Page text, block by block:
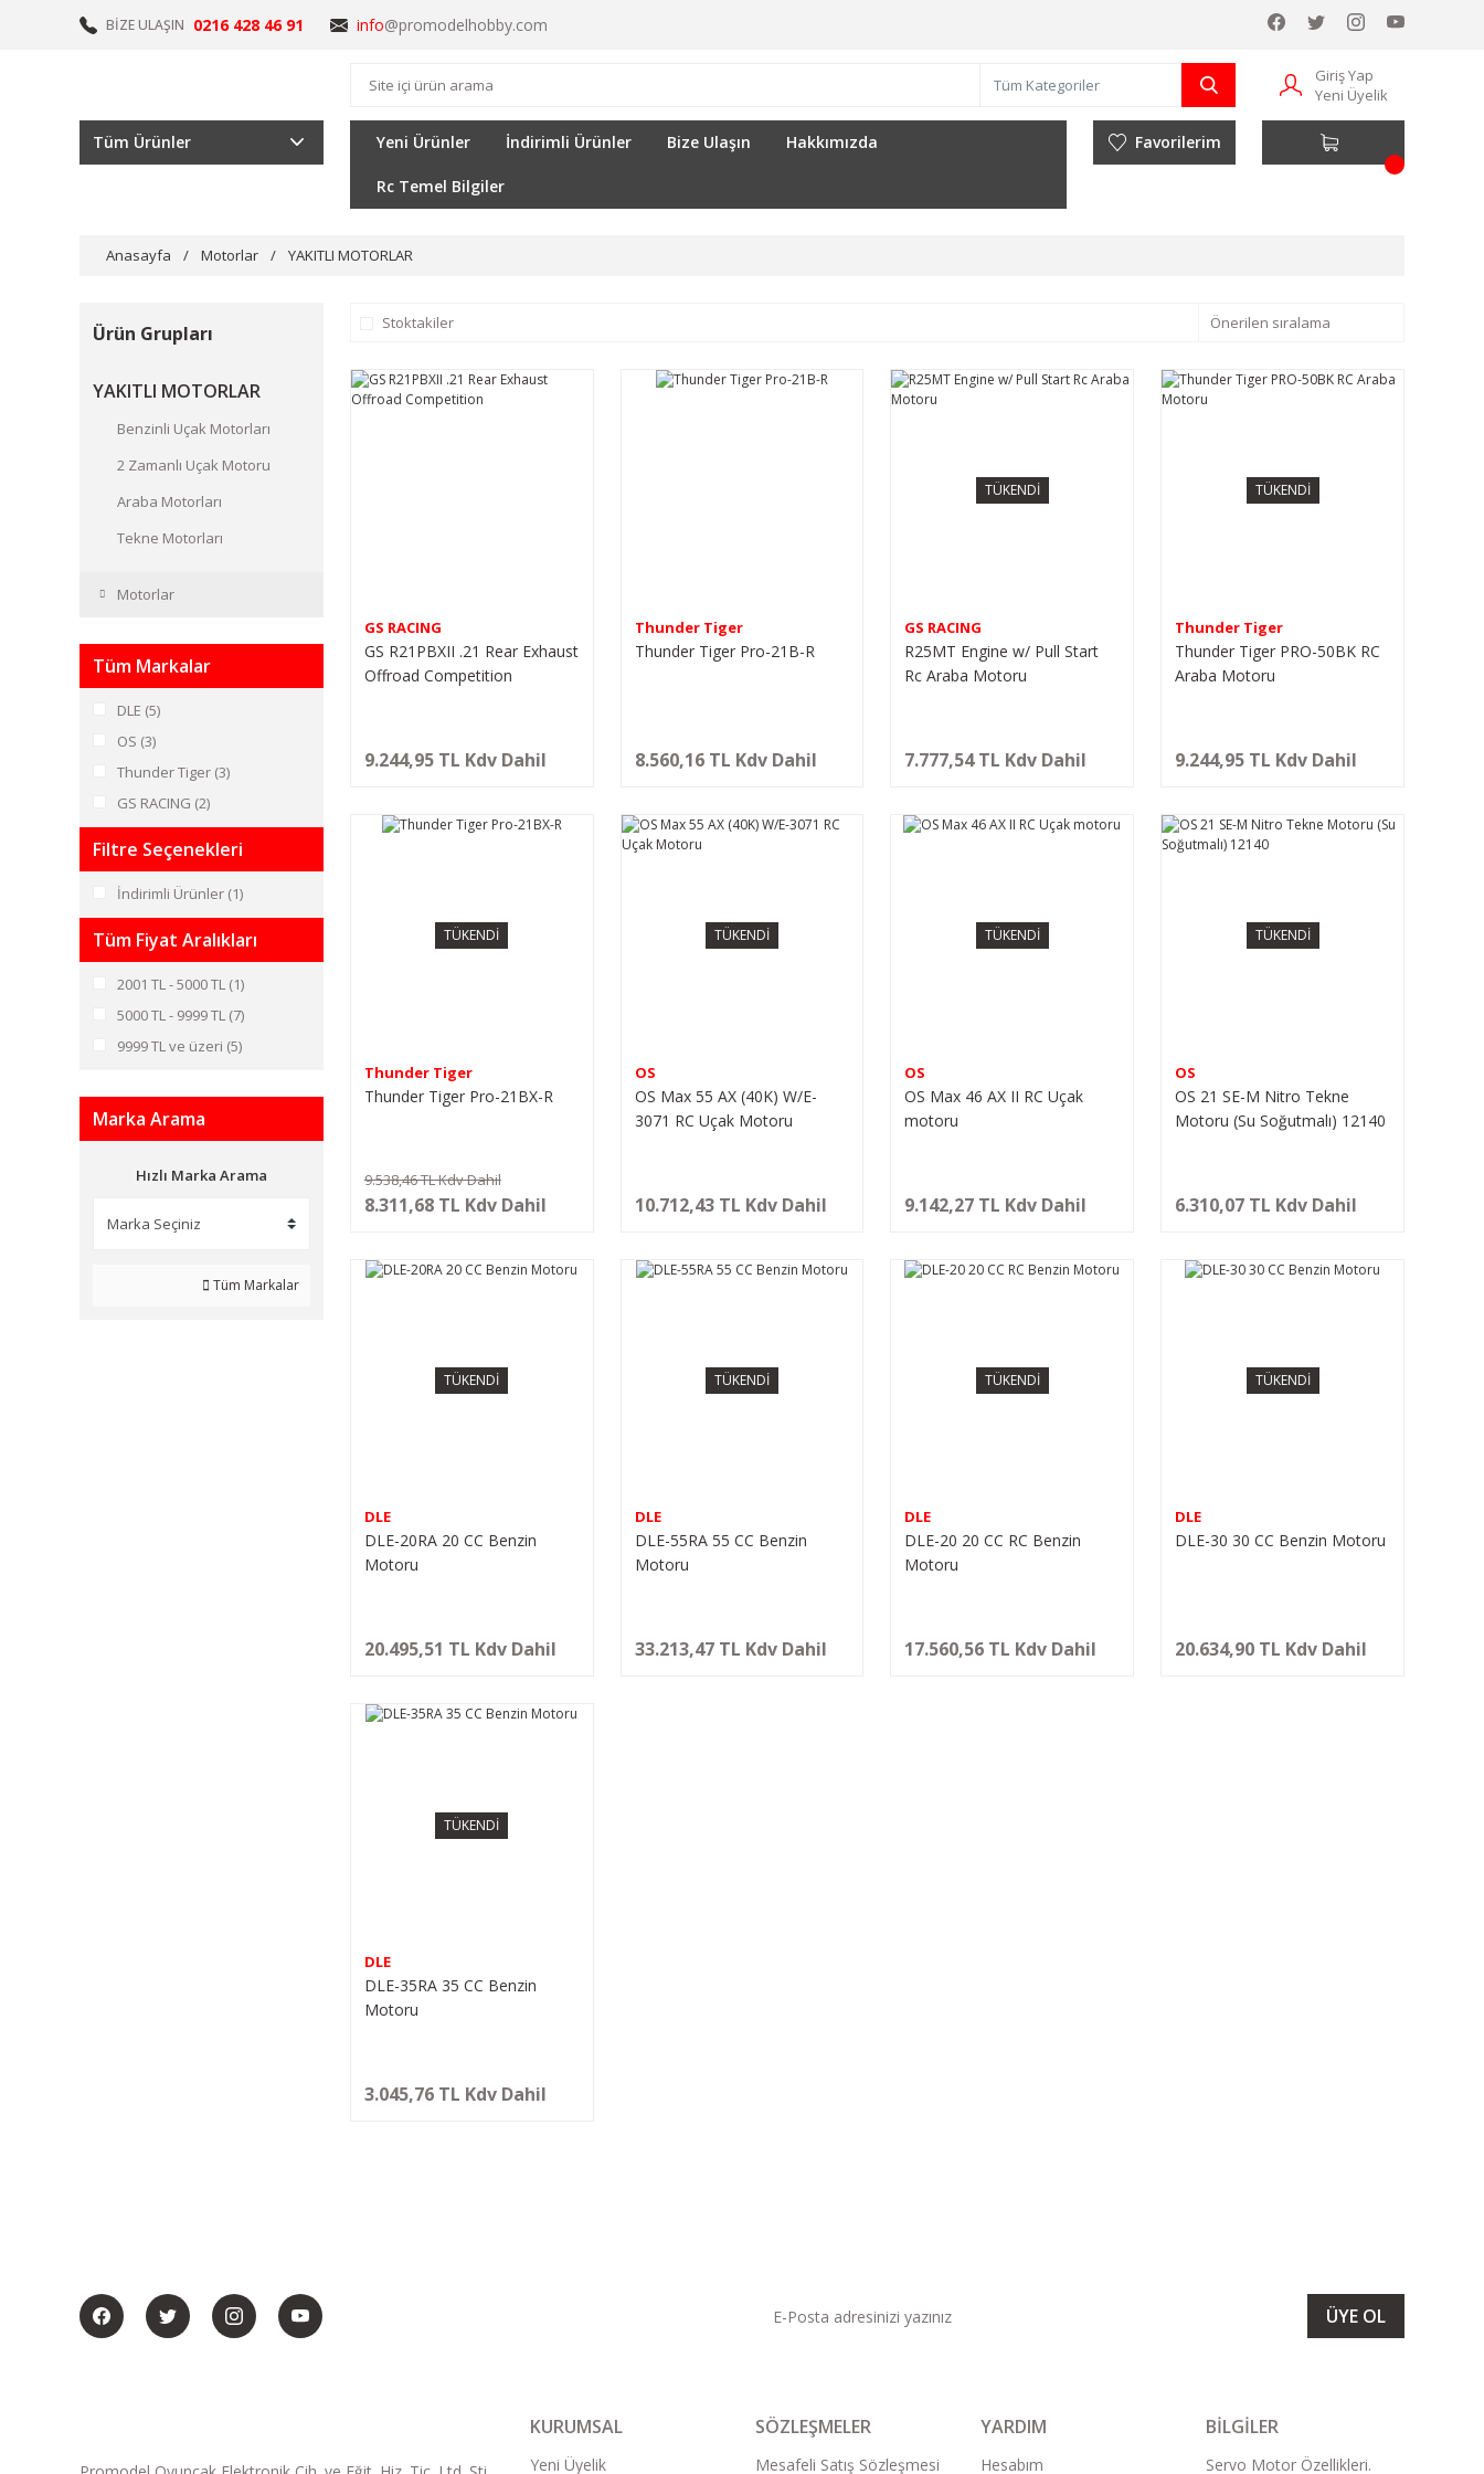
BİZE ULAŞIN 0216 428 46 91 info@promodelhobby.com
Giriş Yap
Yeni Üyelik
Tüm Ürünler Yeni Ürünler İndirimli Ürünler Bize Ulaşın Hakkımızda
Rc Temel Bilgiler
Favorilerim
Anasayfa Motorlar YAKITLI MOTORLAR
Ürün Grupları
YAKITLI MOTORLAR
Benzinli Uçak Motorları
2 Zamanlı Uçak Motoru
Araba Motorları
Tekne Motorları
Motorlar
Tüm Markalar
DLE (5)
OS (3)
Thunder Tiger (3)
GS RACING (2)
Filtre Seçenekleri
İndirimli Ürünler (1)
Tüm Fiyat Aralıkları
2001 TL - 5000 TL (1)
5000 TL - 9999 TL (7)
9999 TL ve üzeri (5)
Marka Arama
Hızlı Marka Arama
Tüm Markalar
Stoktakiler
GS RACING
GS R21PBXII .21 Rear Exhaust
Offroad Competition
9.244,95 TL Kdv Dahil
Thunder Tiger
Thunder Tiger Pro-21B-R
8.560,16 TL Kdv Dahil
TÜKENDİ
GS RACING
R25MT Engine w/ Pull Start
Rc Araba Motoru
7.777,54 TL Kdv Dahil
TÜKENDİ
Thunder Tiger
Thunder Tiger PRO-50BK RC
Araba Motoru
9.244,95 TL Kdv Dahil
TÜKENDİ
Thunder Tiger
Thunder Tiger Pro-21BX-R
9.538,46 TL Kdv Dahil
8.311,68 TL Kdv Dahil
TÜKENDİ
OS
OS Max 55 AX (40K) W/E-
3071 RC Uçak Motoru
10.712,43 TL Kdv Dahil
TÜKENDİ
OS
OS Max 46 AX II RC Uçak
motoru
9.142,27 TL Kdv Dahil
TÜKENDİ
OS
OS 21 SE-M Nitro Tekne
Motoru (Su Soğutmalı) 12140
6.310,07 TL Kdv Dahil
TÜKENDİ
DLE
DLE-20RA 20 CC Benzin
Motoru
20.495,51 TL Kdv Dahil
TÜKENDİ
DLE
DLE-55RA 55 CC Benzin
Motoru
33.213,47 TL Kdv Dahil
TÜKENDİ
DLE
DLE-20 20 CC RC Benzin
Motoru
17.560,56 TL Kdv Dahil
TÜKENDİ
DLE
DLE-30 30 CC Benzin Motoru
20.634,90 TL Kdv Dahil
TÜKENDİ
DLE
DLE-35RA 35 CC Benzin
Motoru
3.045,76 TL Kdv Dahil
ÜYE OL
KURUMSAL
Yeni Üyelik
SÖZLEŞMELER
Mesafeli Satış Sözleşmesi
YARDIM
Hesabım
BİLGİLER
Servo Motor Özellikleri.